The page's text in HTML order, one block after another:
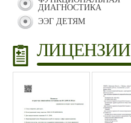
ДИАГНОСТИКА
ЭЭГ ДЕТЯМ
ЛИЦЕНЗИИ